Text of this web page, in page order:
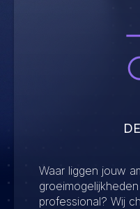
Waar liggen jouw
professional? Wij